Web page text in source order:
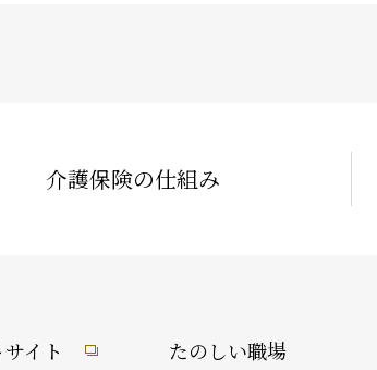
介護保険の仕組み
イト たのしい職場